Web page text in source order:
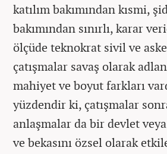
katılım bakımından kısmi,
bakımından sınırlı, karar
ölçüde teknokrat sivil ve
çatışmalar savaş olarak
mahiyet ve boyut farkları
yüzdendir ki, çatışmalar
anlaşmalar da bir devlet
ve bekasını özsel olarak